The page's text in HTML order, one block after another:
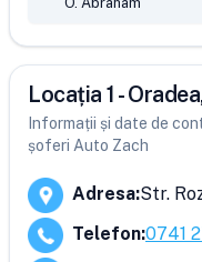
Locația 1 -
Informații și date de
șoferi Auto Zach
Adresa:Str.
Telefon:0741